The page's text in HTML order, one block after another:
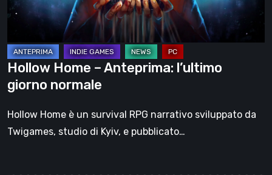
normale
Hollow Home – Anteprima: l’ultimo
giorno normale
Hollow Home è un survival RPG narrativo sviluppato da
Twigames, studio di Kyiv, e pubblicato…